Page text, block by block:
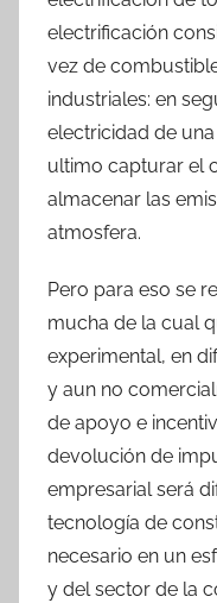
electrificación
vez de
industriales: en
electricidad de
ultimo capturar el
almacenar las
atmosfera.
Pero para eso se
mucha de la cual
experimental, en
y aun no
de apoyo e
devolución de
empresarial será
tecnología de
necesario en un
y del sector de la